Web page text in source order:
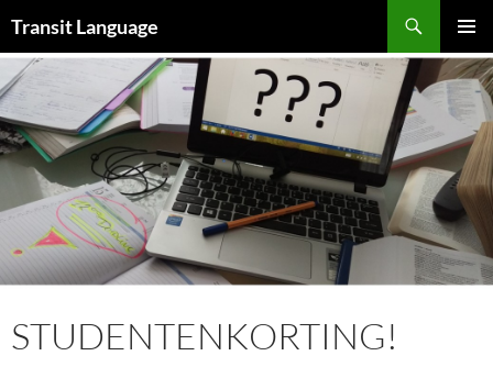
Transit Language
MENU
NAAR
DE
INHOUD
STUDENTENKORTING!